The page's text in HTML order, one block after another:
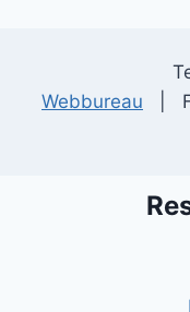
Webbureau |